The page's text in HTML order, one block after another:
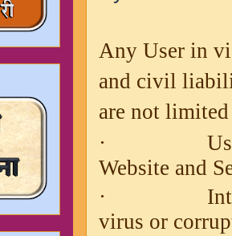
Any User in
and civil
are not
·
Website and
·
virus or